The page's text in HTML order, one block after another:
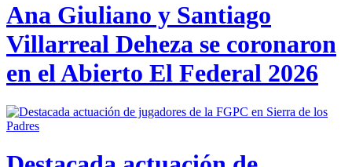
Ana Giuliano y Santiago
Villarreal Deheza se coronaron
en el Abierto El Federal 2026